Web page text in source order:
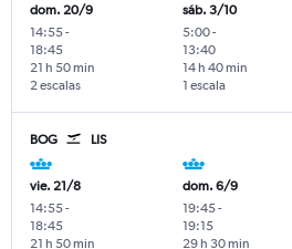
dom. 20/9
14:55-
18:45
2 escalas
21 h 50 min
sáb. 3/10
5:00-
13:40
1 escala
14 h 40 min
BOG LIS
vie. 21/8
14:55-
18:45
21 h 50 min
dom. 6/9
19:45-
19:15
29 h 30 min